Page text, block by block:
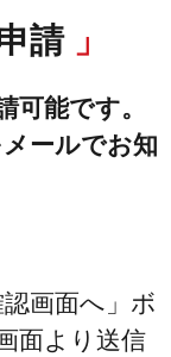
請
能です。
ールでお知
画面へ」ボ
面より送信